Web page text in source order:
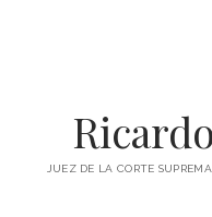
JUEZ DE LA CORTE